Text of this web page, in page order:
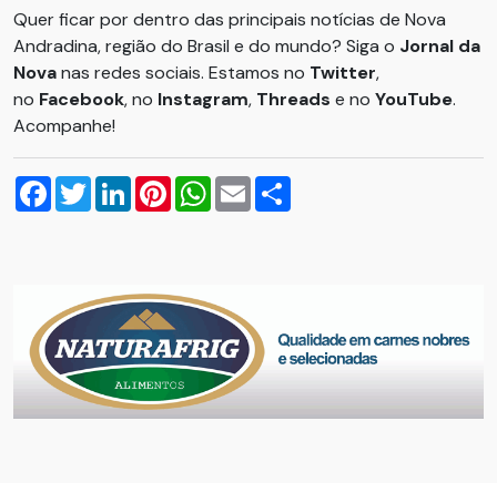
Quer ficar por dentro das principais notícias de Nova
Andradina, região do Brasil e do mundo? Siga o Jornal da
Novanas redes sociais. Estamos no Twitter,
no Facebook, no Instagram, Threads e no YouTube.
Acompanhe!
Facebook
TwitterLinkedInPinterestWhatsApp
Email